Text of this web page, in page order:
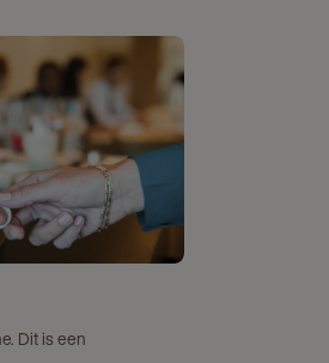
Dit is een